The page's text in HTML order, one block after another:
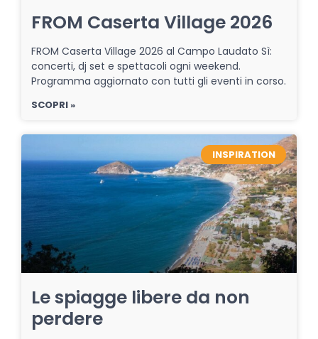
FROM Caserta Village 2026
FROM Caserta Village 2026 al Campo Laudato Sì:
concerti, dj set e spettacoli ogni weekend.
Programma aggiornato con tutti gli eventi in corso.
SCOPRI »
INSPIRATION
Le spiagge libere da non
perdere